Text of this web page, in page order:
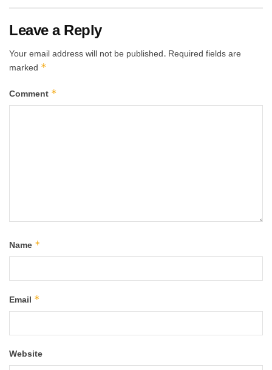
Leave a Reply
Your email address will not be published. Required fields are
marked *
Comment *
Name *
Email *
Website